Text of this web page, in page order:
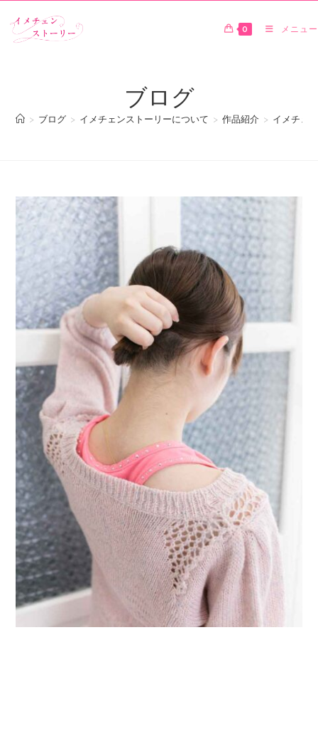
0 メニュー
ブログ
> ブログ > イメチェンストーリーについて > 作品紹介 > イメチェ